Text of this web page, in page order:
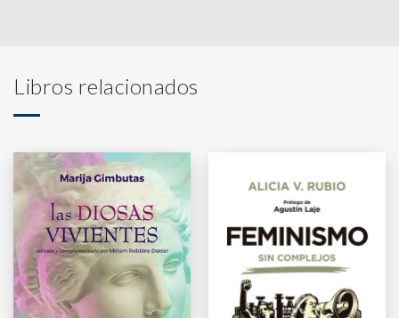
Libros relacionados